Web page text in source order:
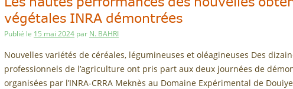
végétales INRA démontrées
Publié le 15 mai 2024 par N. BAHRI
Nouvelles variétés de céréales, légumineuses et oléagineuses Des
professionnels de l’agriculture ont pris part aux deux journées de
organisées par l’INRA-CRRA Meknès au Domaine Expérimental de